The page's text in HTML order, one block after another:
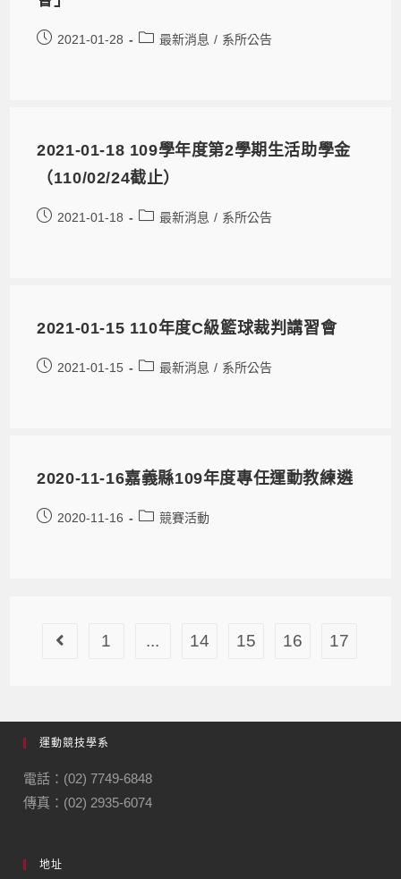
2021-01-28 最新消息 / 系所公告
2021-01-18 109學年度第2學期生活助學金
（110/02/24截止）
2021-01-18 最新消息 / 系所公告
2021-01-15 110年度C級籃球裁判講習會
2021-01-15 最新消息 / 系所公告
2020-11-16嘉義縣109年度專任運動教練遴
2020-11-16 競賽活動
1 ... 14 15 16 17
運動競技學系
電話：(02) 7749-6848
傳真：(02) 2935-6074
地址